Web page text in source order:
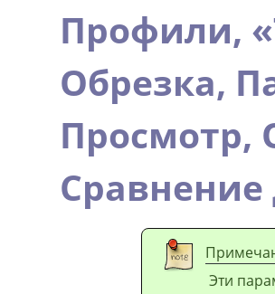
Профили, «
Обрезка,
Просмотр,
Сравнение
Эти